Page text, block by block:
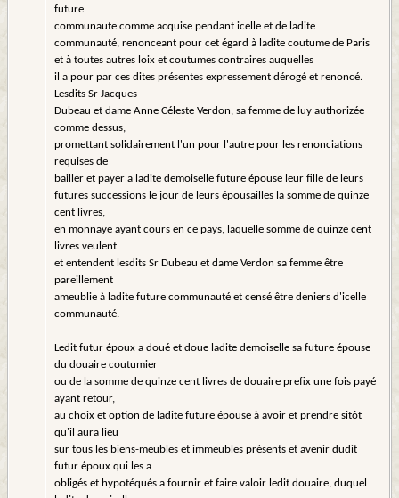
future
communaute comme acquise pendant icelle et de ladite
communauté, renonceant pour cet égard à ladite coutume de Paris
et à toutes autres loix et coutumes contraires auquelles
il a pour par ces dites présentes expressement dérogé et renoncé.
Lesdits Sr Jacques
Dubeau et dame Anne Céleste Verdon, sa femme de luy authorizée
comme dessus,
promettant solidairement l'un pour l'autre pour les renonciations
requises de
bailler et payer a ladite demoiselle future épouse leur fille de leurs
futures successions le jour de leurs épousailles la somme de quinze
cent livres,
en monnaye ayant cours en ce pays, laquelle somme de quinze cent
livres veulent
et entendent lesdits Sr Dubeau et dame Verdon sa femme être
pareillement
ameublie à ladite future communauté et censé être deniers d'icelle
communauté.
Ledit futur époux a doué et doue ladite demoiselle sa future épouse
du douaire coutumier
ou de la somme de quinze cent livres de douaire prefix une fois payé
ayant retour,
au choix et option de ladite future épouse à avoir et prendre sitôt
qu'il aura lieu
sur tous les biens-meubles et immeubles présents et avenir dudit
futur époux qui les a
obligés et hypotéqués a fournir et faire valoir ledit douaire, duquel